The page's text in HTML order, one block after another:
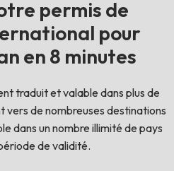
permis de
pour
en 8 minutes
traduit et valable dans plus de
vers de nombreuses destinations
dans un nombre illimité de pays
de validité.